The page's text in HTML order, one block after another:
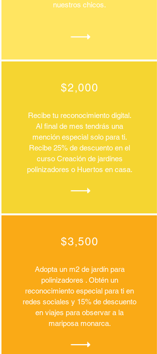
nuestros chicos.
$2,000
Recibe tu reconocimiento digital.
Al final de mes tendrás una
mención especial solo para ti.
Recibe 25% de descuento en el
curso Creación de jardínes
polinizadores o Huertos en casa.
$3,500
Adopta un m2 de jardín para
polinizadores . Obtén un
reconocimiento especial para ti en
redes sociales y 15% de descuento
en viajes para observar a la
mariposa monarca.